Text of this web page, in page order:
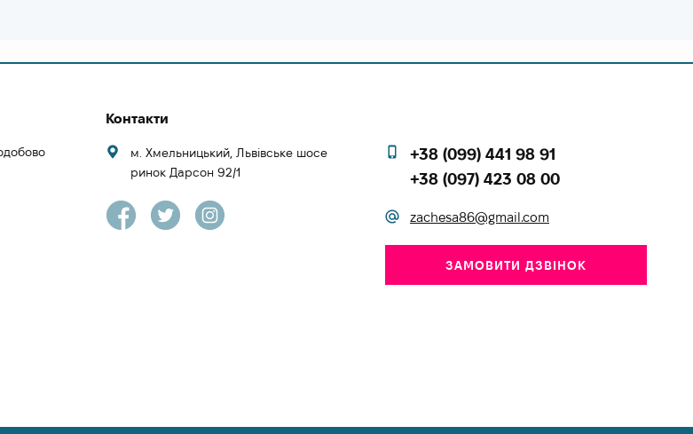
Контакти
м. Хмельницький, Львівське шосе
ринок Дарсон 92/1
+38 (099) 441 98 91
+38 (097) 423 08 00
zachesa86@gmail.com
ЗАМОВИТИ ДЗВІНОК